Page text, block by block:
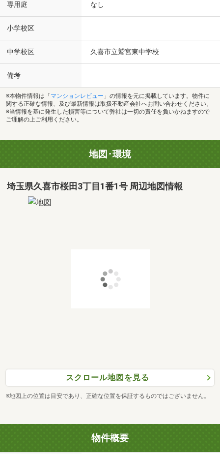
専用庭 なし
小学校区
中学校区 久喜市立鷲宮東中学校
備考
※本物件情報は「 マンションレビュー 」の情報を元に掲載しています。物件に
関する正確な情報、及び最新情報は取扱不動産会社へお問い合わせください。
※当情報を基に発生した損害等について弊社は一切の責任を負いかねますので
ご理解の上ご利用ください。
地図･環境
埼玉県久喜市桜田3丁目1番1号 周辺地図情報
スクロール地図を見る
※地図上の位置は目安であり、正確な位置を保証するものではございません。
物件概要